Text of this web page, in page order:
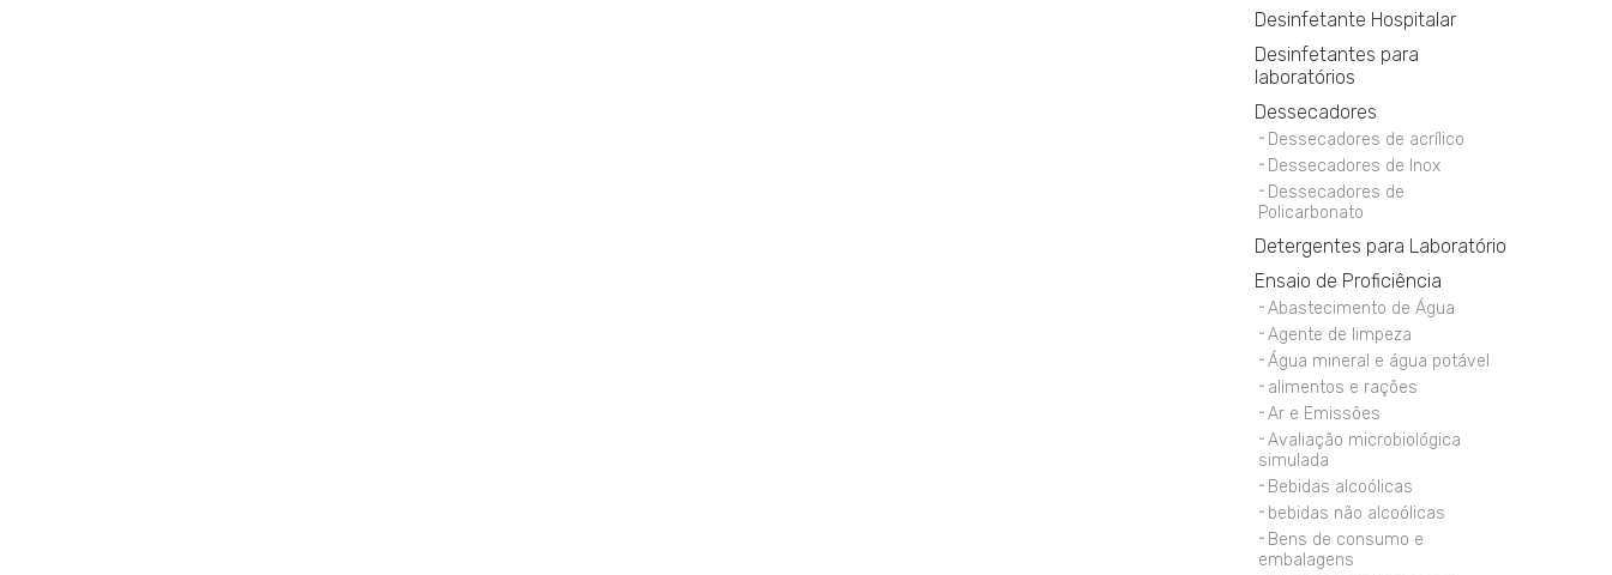
Desinfetante Hospitalar
Desinfetantes para
laboratórios
Dessecadores
Dessecadores de acrílico
Dessecadores de Inox
Dessecadores de
Policarbonato
Detergentes para Laboratório
Ensaio de Proficiência
Abastecimento de Água
Agente de limpeza
Água mineral e água potável
alimentos e rações
Ar e Emissões
Avaliação microbiológica
simulada
Bebidas alcoólicas
bebidas não alcoólicas
Bens de consumo e
embalagens